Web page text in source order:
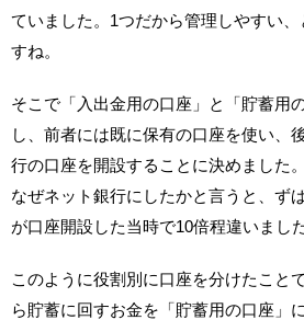
ていました。1つだから管理しやすい
すね。
そこで「入出金用の口座」と「貯蓄用
し、前者には既に保有の口座を使い、
行の口座を開設することに決めました。
なぜネット銀行にしたかと言うと、ず
が口座開設した当時で10倍程違いました
このように役割別に口座を分けたこと
ら貯蓄に回すお金を「貯蓄用の口座」